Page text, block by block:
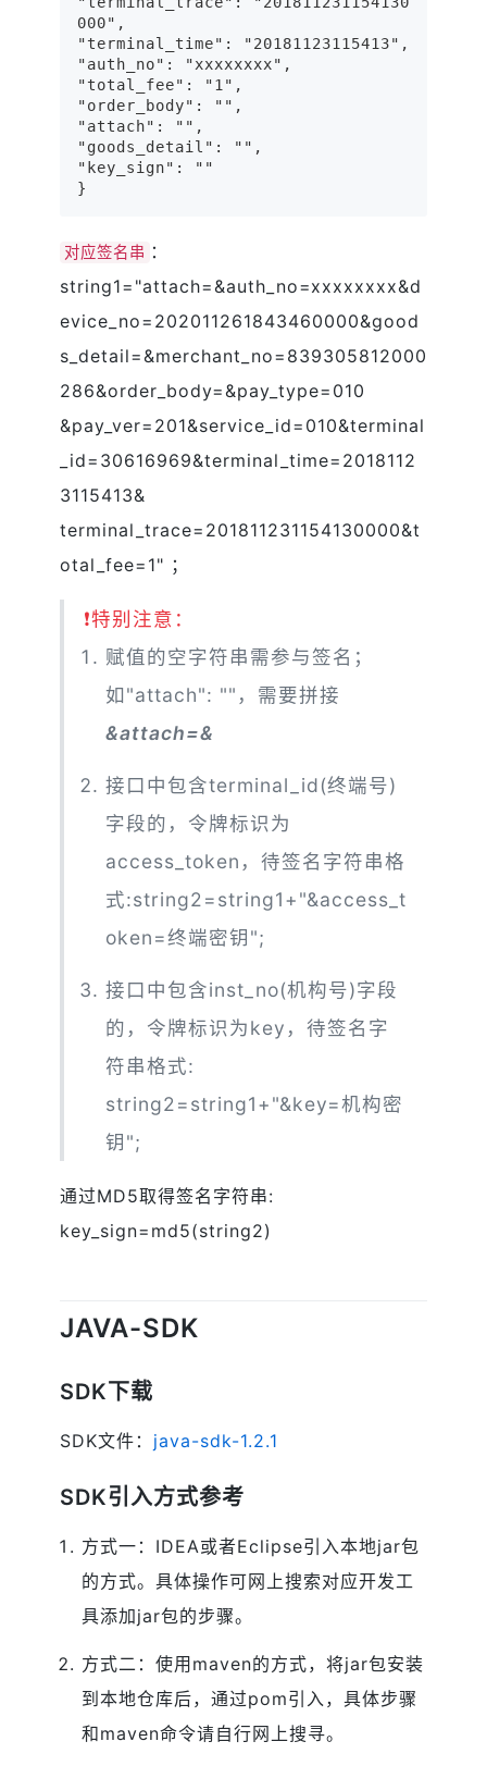
000",
"terminal_time": "20181123115413",
"auth_no": "xxxxxxxx",
"total_fee": "1",
"order_body": "",
"attach": "",
"goods_detail": "",
"key_sign": ""
对应签名串 ：
string1="attach=&auth_no=xxxxxxxx&d
evice_no=202011261843460000&good
s_detail=&merchant_no=839305812000
286&order_body=&pay_type=010
&pay_ver=201&service_id=010&terminal
_id=30616969&terminal_time=2018112
3115413&
terminal_trace=201811231154130000&t
otal_fee=1" ；
❗特别注意：
赋值的空字符串需参与签名；
如"attach": ""，需要拼接
&attach=&
接口中包含terminal_id(终端号)
字段的，令牌标识为
access_token，待签名字符串格
式:string2=string1+"&access_t
oken=终端密钥";
接口中包含inst_no(机构号)字段
的，令牌标识为key，待签名字
符串格式:
string2=string1+"&key=机构密
钥";
通过MD5取得签名字符串:
key_sign=md5(string2)
JAVA-SDK
SDK下载
SDK文件： java-sdk-1.2.1
SDK引入方式参考
方式一：IDEA或者Eclipse引入本地jar包
的方式。具体操作可网上搜索对应开发工
具添加jar包的步骤。
方式二：使用maven的方式，将jar包安装
到本地仓库后，通过pom引入，具体步骤
和maven命令请自行网上搜寻。